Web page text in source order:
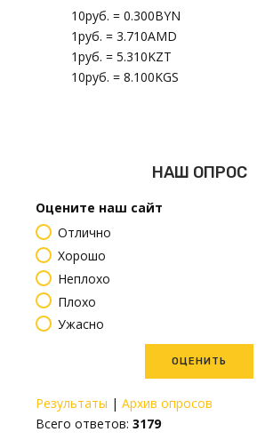
10руб. = 0.300BYN
1руб. = 3.710AMD
1руб. = 5.310KZT
10руб. = 8.100KGS
НАШ ОПРОС
Оцените наш сайт
Отлично
Хорошо
Неплохо
Плохо
Ужасно
Результаты | Архив опросов
Всего ответов: 3179